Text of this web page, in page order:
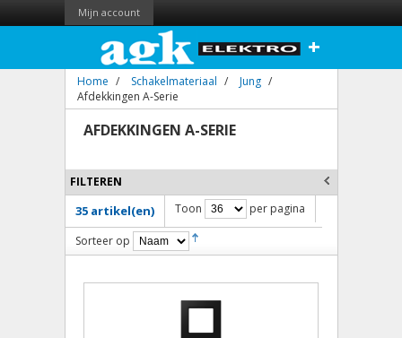
Mijn account
+
Home / Schakelmateriaal / Jung /
Afdekkingen A-Serie
AFDEKKINGEN A-SERIE
FILTEREN
35 artikel(en) Toon per pagina
Sorteer op